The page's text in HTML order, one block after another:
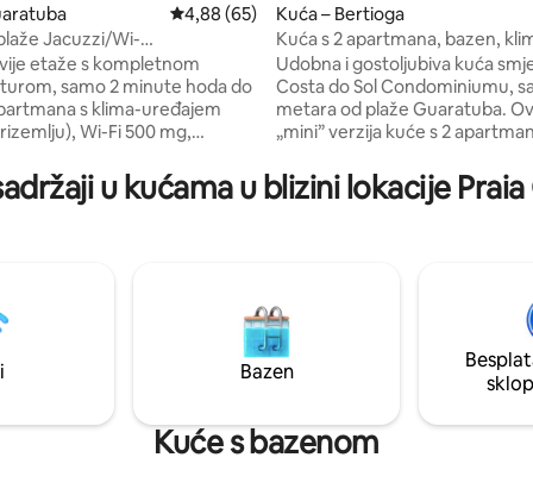
recenzija: 111
Prosječna ocjena: 4,88/5, recenzija: 65
4,88 (65)
Jacuzzi/Wi-
uređaj
etaže s kompletnom
samo 2 minute hoda do
Wi-Fi 500 mg,
jacuzzijem, roštiljem,
pizzu, pećnicom na drva i
opremljena
hladnjaka sa zamrzivačem,
s dozatorom, perilica rublja,
Kuća – Bertioga
Kuća s 2 apartmana, bazen,
Costa do Sol Condo
Udobna i gostoljubiva kuća
Costa do Sol Condominiumu,
metara od plaže Guaratuba.
„mini” verzija kuće s 2
nudi prostranu kuhinju koja je
blagovaonicom, prostor za
našem profilu možete vidjeti i
(4 apartmana).
u kućama u blizini lokacije
Bazen
Kuće s bazenom